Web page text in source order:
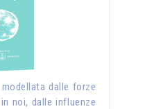
dalle forze
noi, dalle influenze